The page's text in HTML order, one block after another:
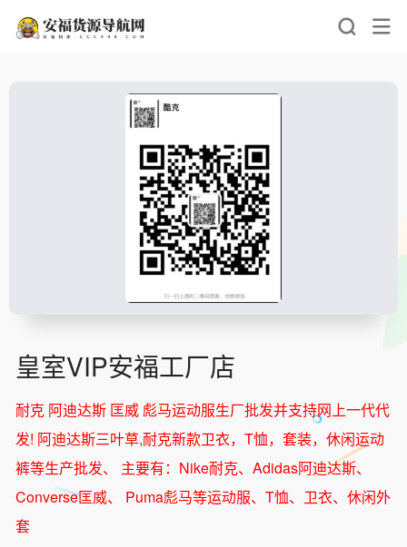
皇室VIP安福工厂店
耐克 阿迪达斯 匡威 彪马运动服生厂批发并支持网上一代代
发! 阿迪达斯三叶草,耐克新款卫衣，T恤，套装，休闲运动
裤等生产批发、 主要有：Nike耐克、Adidas阿迪达斯、
Converse匡威、 Puma彪马等运动服、T恤、卫衣、休闲外
套